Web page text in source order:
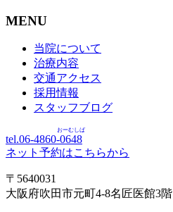
MENU
当院について
治療内容
交通アクセス
採用情報
スタッフブログ
tel.06-4860-0648
おーむしば
ネット予約はこちらから
〒5640031
大阪府吹田市元町4-8名匠医館3階